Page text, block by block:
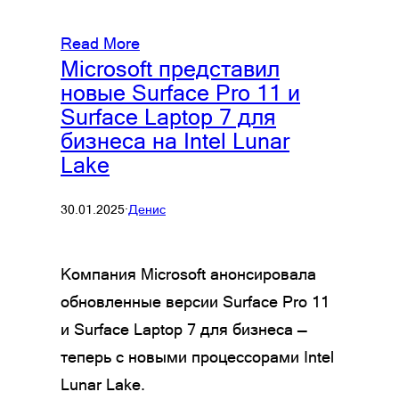
Read More
Microsoft представил
новые Surface Pro 11 и
Surface Laptop 7 для
бизнеса на Intel Lunar
Lake
30.01.2025·Денис
Компания Microsoft анонсировала
обновленные версии Surface Pro 11
и Surface Laptop 7 для бизнеса —
теперь с новыми процессорами Intel
Lunar Lake.